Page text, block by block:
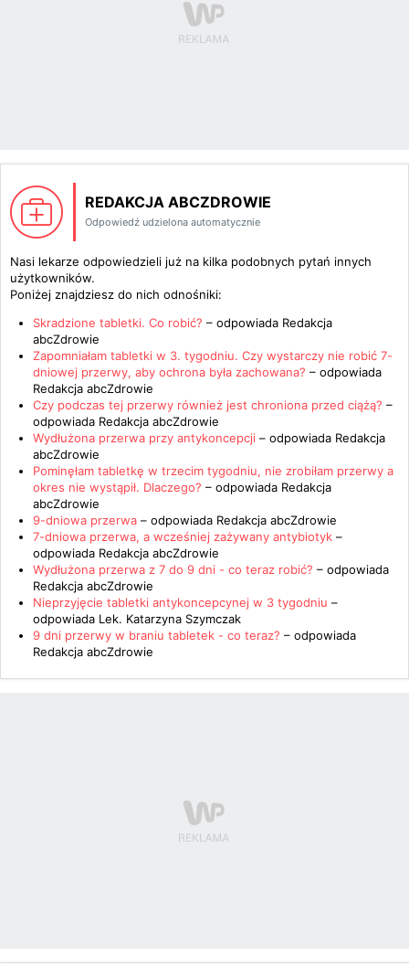
REDAKCJA ABCZDROWIE
Odpowiedź udzielona automatycznie
Nasi lekarze odpowiedzieli już na kilka podobnych pytań innych
użytkowników.
Poniżej znajdziesz do nich odnośniki:
Skradzione tabletki. Co robić? – odpowiada Redakcja
abcZdrowie
Zapomniałam tabletki w 3. tygodniu. Czy wystarczy nie robić 7-
dniowej przerwy, aby ochrona była zachowana? – odpowiada
Redakcja abcZdrowie
Czy podczas tej przerwy również jest chroniona przed ciążą? –
odpowiada Redakcja abcZdrowie
Wydłużona przerwa przy antykoncepcji – odpowiada Redakcja
abcZdrowie
Pominęłam tabletkę w trzecim tygodniu, nie zrobiłam przerwy a
okres nie wystąpił. Dlaczego? – odpowiada Redakcja
abcZdrowie
9-dniowa przerwa – odpowiada Redakcja abcZdrowie
7-dniowa przerwa, a wcześniej zażywany antybiotyk –
odpowiada Redakcja abcZdrowie
Wydłużona przerwa z 7 do 9 dni - co teraz robić? – odpowiada
Redakcja abcZdrowie
Nieprzyjęcie tabletki antykoncepcynej w 3 tygodniu –
odpowiada Lek. Katarzyna Szymczak
9 dni przerwy w braniu tabletek - co teraz? – odpowiada
Redakcja abcZdrowie